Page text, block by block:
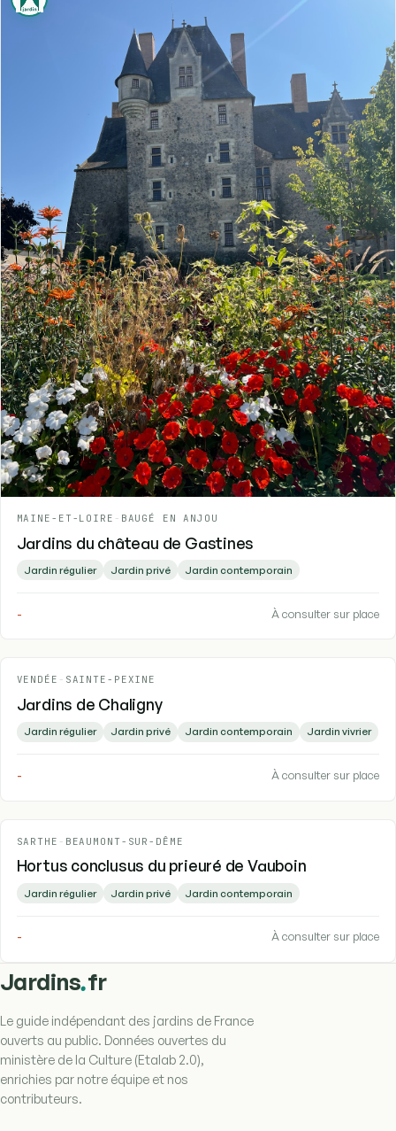
MAINE-ET-LOIRE - BAUGÉ EN ANJOU
Jardins du château de Gastines
Jardin régulier Jardin privé Jardin contemporain
- À consulter sur place
VENDÉE - SAINTE-PEXINE
Jardins de Chaligny
Jardin régulier Jardin privé Jardin contemporain Jardin vivrier
- À consulter sur place
SARTHE - BEAUMONT-SUR-DÊME
Hortus conclusus du prieuré de Vauboin
Jardin régulier Jardin privé Jardin contemporain
- À consulter sur place
Jardins.fr
Le guide indépendant des jardins de France
ouverts au public. Données ouvertes du
ministère de la Culture (Etalab 2.0),
enrichies par notre équipe et nos
contributeurs.